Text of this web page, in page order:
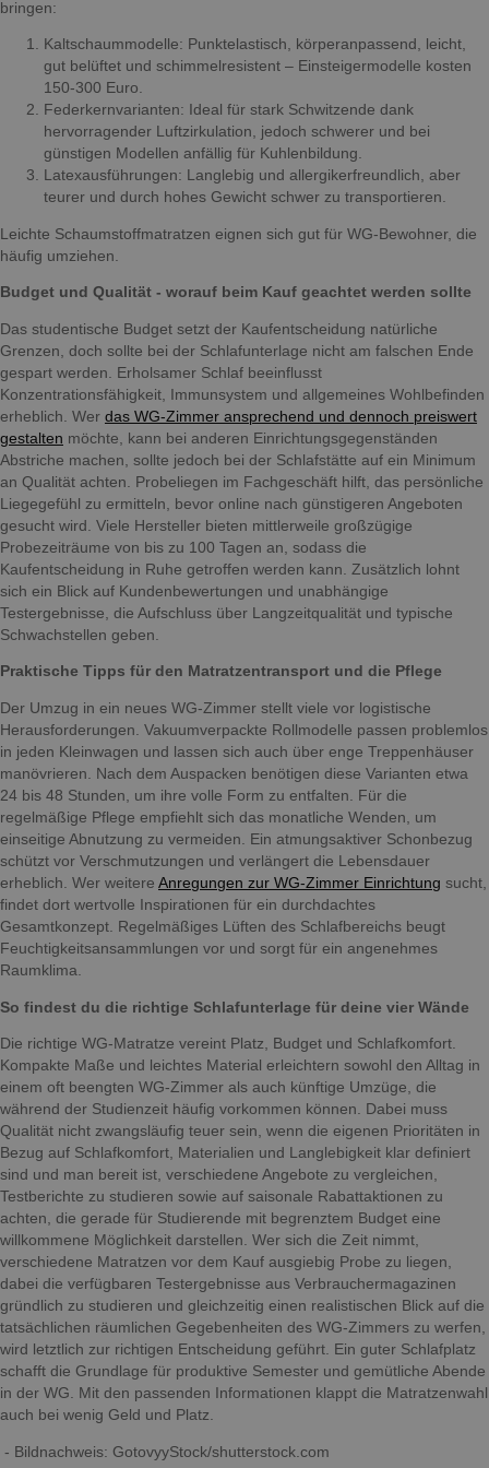
bringen:
Kaltschaummodelle: Punktelastisch, körperanpassend, leicht,
gut belüftet und schimmelresistent – Einsteigermodelle kosten
150-300 Euro.
Federkernvarianten: Ideal für stark Schwitzende dank
hervorragender Luftzirkulation, jedoch schwerer und bei
günstigen Modellen anfällig für Kuhlenbildung.
Latexausführungen: Langlebig und allergikerfreundlich, aber
teurer und durch hohes Gewicht schwer zu transportieren.
Leichte Schaumstoffmatratzen eignen sich gut für WG-Bewohner, die
häufig umziehen.
Budget und Qualität - worauf beim Kauf geachtet werden sollte
Das studentische Budget setzt der Kaufentscheidung natürliche
Grenzen, doch sollte bei der Schlafunterlage nicht am falschen Ende
gespart werden. Erholsamer Schlaf beeinflusst
Konzentrationsfähigkeit, Immunsystem und allgemeines Wohlbefinden
erheblich. Wer das WG-Zimmer ansprechend und dennoch preiswert
gestalten möchte, kann bei anderen Einrichtungsgegenständen
Abstriche machen, sollte jedoch bei der Schlafstätte auf ein Minimum
an Qualität achten. Probeliegen im Fachgeschäft hilft, das persönliche
Liegegefühl zu ermitteln, bevor online nach günstigeren Angeboten
gesucht wird. Viele Hersteller bieten mittlerweile großzügige
Probezeiträume von bis zu 100 Tagen an, sodass die
Kaufentscheidung in Ruhe getroffen werden kann. Zusätzlich lohnt
sich ein Blick auf Kundenbewertungen und unabhängige
Testergebnisse, die Aufschluss über Langzeitqualität und typische
Schwachstellen geben.
Praktische Tipps für den Matratzentransport und die Pflege
Der Umzug in ein neues WG-Zimmer stellt viele vor logistische
Herausforderungen. Vakuumverpackte Rollmodelle passen problemlos
in jeden Kleinwagen und lassen sich auch über enge Treppenhäuser
manövrieren. Nach dem Auspacken benötigen diese Varianten etwa
24 bis 48 Stunden, um ihre volle Form zu entfalten. Für die
regelmäßige Pflege empfiehlt sich das monatliche Wenden, um
einseitige Abnutzung zu vermeiden. Ein atmungsaktiver Schonbezug
schützt vor Verschmutzungen und verlängert die Lebensdauer
erheblich. Wer weitere Anregungen zur WG-Zimmer Einrichtung sucht,
findet dort wertvolle Inspirationen für ein durchdachtes
Gesamtkonzept. Regelmäßiges Lüften des Schlafbereichs beugt
Feuchtigkeitsansammlungen vor und sorgt für ein angenehmes
Raumklima.
So findest du die richtige Schlafunterlage für deine vier Wände
Die richtige WG-Matratze vereint Platz, Budget und Schlafkomfort.
Kompakte Maße und leichtes Material erleichtern sowohl den Alltag in
einem oft beengten WG-Zimmer als auch künftige Umzüge, die
während der Studienzeit häufig vorkommen können. Dabei muss
Qualität nicht zwangsläufig teuer sein, wenn die eigenen Prioritäten in
Bezug auf Schlafkomfort, Materialien und Langlebigkeit klar definiert
sind und man bereit ist, verschiedene Angebote zu vergleichen,
Testberichte zu studieren sowie auf saisonale Rabattaktionen zu
achten, die gerade für Studierende mit begrenztem Budget eine
willkommene Möglichkeit darstellen. Wer sich die Zeit nimmt,
verschiedene Matratzen vor dem Kauf ausgiebig Probe zu liegen,
dabei die verfügbaren Testergebnisse aus Verbrauchermagazinen
gründlich zu studieren und gleichzeitig einen realistischen Blick auf die
tatsächlichen räumlichen Gegebenheiten des WG-Zimmers zu werfen,
wird letztlich zur richtigen Entscheidung geführt. Ein guter Schlafplatz
schafft die Grundlage für produktive Semester und gemütliche Abende
in der WG. Mit den passenden Informationen klappt die Matratzenwahl
auch bei wenig Geld und Platz.
- Bildnachweis: GotovyyStock/shutterstock.com